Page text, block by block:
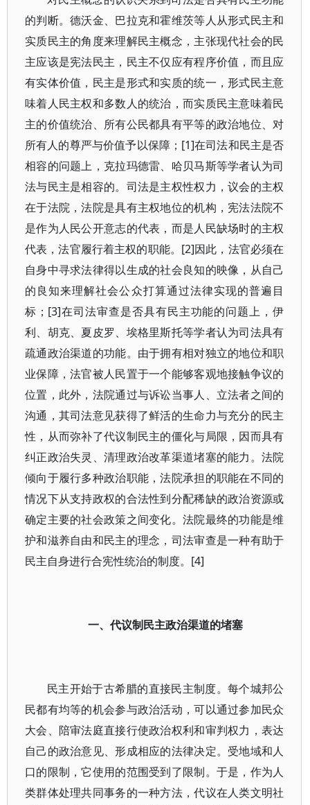
的判断。德沃金、巴拉克和霍维茨等人从形式民主和
实质民主的角度来理解民主概念，主张现代社会的民
主应该是宪法民主，民主不仅应有程序价值，而且应
有实体价值，民主是形式和实质的统一，形式民主意
味着人民主权和多数人的统治，而实质民主意味着民
主的价值统治、所有公民都具有平等的政治地位、对
所有人的尊严与价值予以保障；[1]在司法和民主是否
相容的问题上，克拉玛德雷、哈贝马斯等学者认为司
法与民主是相容的。司法是主权性权力，议会的主权
在于法院，法院是具有主权地位的机构，宪法法院不
是作为人民公开意志的代表，而是人民缺场时的主权
代表，法官履行着主权的职能。[2]因此，法官必须在
自身中寻求法律得以生成的社会良知的映像，从自己
的良知来理解社会公众打算通过法律实现的普遍目
标；[3]在司法审查是否具有民主功能的问题上，伊
利、胡克、夏皮罗、埃格里斯托等学者认为司法具有
疏通政治渠道的功能。由于拥有相对独立的地位和职
业保障，法官被人民置于一个能够客观地接触争议的
位置，此外，法院通过与诉讼当事人、立法者之间的
沟通，其司法意见获得了鲜活的生命力与充分的民主
性，从而弥补了代议制民主的僵化与局限，因而具有
纠正政治失灵、清理政治改革渠道堵塞的能力。法院
倾向于履行多种政治职能，法院承担的职能在不同的
情况下从支持政权的合法性到分配稀缺的政治资源或
确定主要的社会政策之间变化。法院最终的功能是维
护和滋养自由和民主的理念，司法审查是一种有助于
民主自身进行合宪性统治的制度。[4]
一、代议制民主政治渠道的堵塞
民主开始于古希腊的直接民主制度。每个城邦公
民都有均等的机会参与政治活动，可以通过参加民众
大会、陪审法庭直接行使政治权利和审判权力，表达
自己的政治意见、形成相应的法律决定。受地域和人
口的限制，它使用的范围受到了限制。于是，作为人
类群体处理共同事务的一种方法，代议在人类文明社